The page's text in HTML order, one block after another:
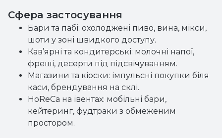
Сфера застосування
Бари та пабі: охолоджені пиво, вина, мікси,
шоти у зоні швидкого доступу.
Кав’ярні та кондитерські: молочні напої,
фреші, десерти під підсвічуванням.
Магазини та кіоски: імпульсні покупки біля
каси, брендування на склі.
HoReCa на івентах: мобільні бари,
кейтеринг, фудтраки з обмеженим
простором.